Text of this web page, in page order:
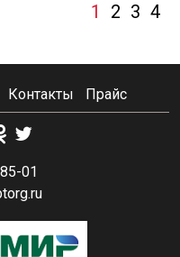
1 2 3 4
Контакты Прайс
01